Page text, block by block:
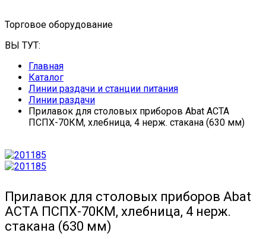
Торговое оборудование
ВЫ ТУТ:
Главная
Каталог
Линии раздачи и станции питания
Линии раздачи
Прилавок для столовых приборов Abat АСТА
ПСПХ-70КМ, хлебница, 4 нерж. стакана (630 мм)
Прилавок для столовых приборов Abat
АСТА ПСПХ-70КМ, хлебница, 4 нерж.
стакана (630 мм)